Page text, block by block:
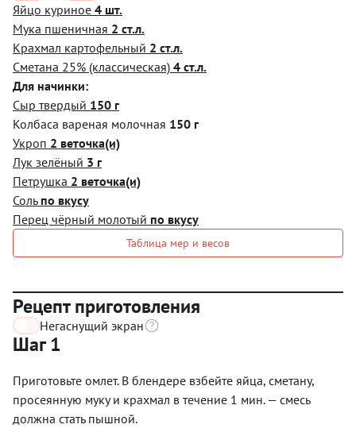
Яйцо куриное 4 шт.
Мука пшеничная 2 ст.л.
Крахмал картофельный 2 ст.л.
Сметана 25% (классическая) 4 ст.л.
Для начинки:
Сыр твердый 150 г
Колбаса вареная молочная 150 г
Укроп 2 веточка(и)
Лук зелёный 3 г
Петрушка 2 веточка(и)
Соль по вкусу
Перец чёрный молотый по вкусу
Таблица мер и весов
Рецепт приготовления
Негаснущий экран
Шаг 1
Приготовьте омлет. В блендере взбейте яйца, сметану,
просеянную муку и крахмал в течение 1 мин. — смесь
должна стать пышной.